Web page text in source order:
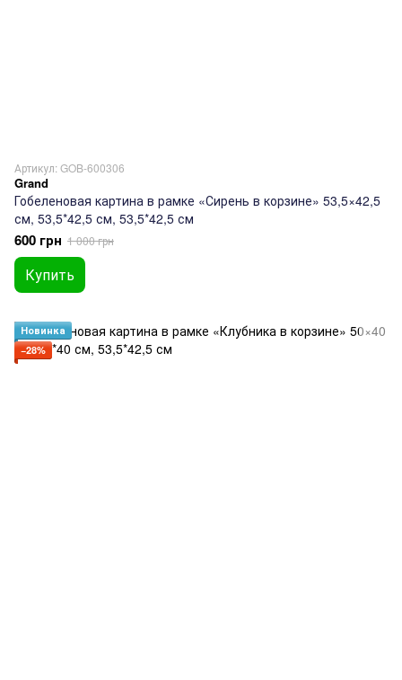
Артикул: GOB-600306
Grand
Гобеленовая картина в рамке «Сирень в корзине» 53,5×42,5
см, 53,5*42,5 см, 53,5*42,5 см
600 грн 1 000 грн
Купить
Новинка
−28%